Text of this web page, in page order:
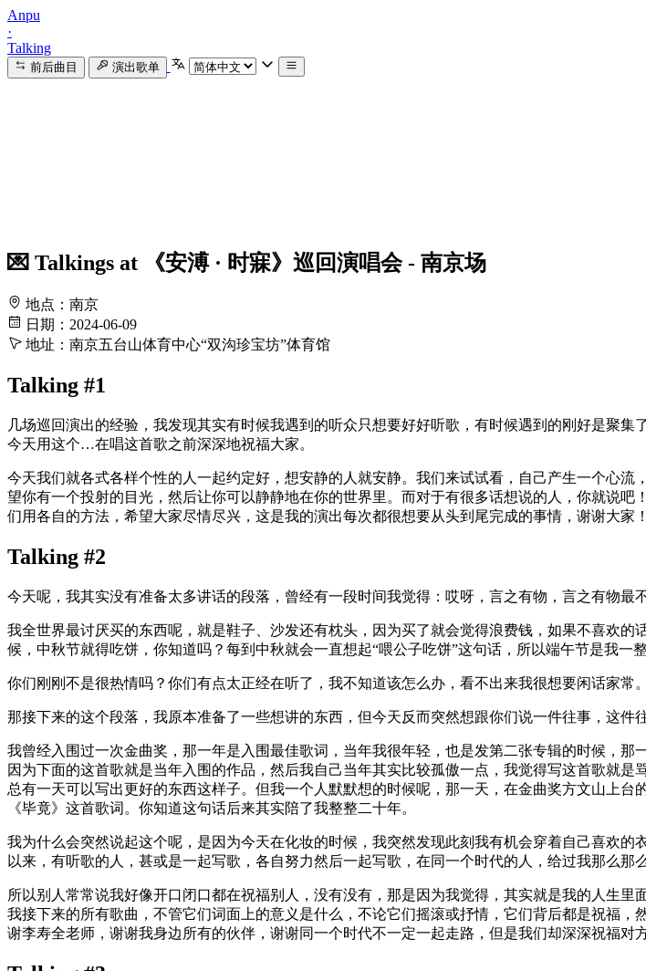
Anpu
·
Talking
前后曲目 演出歌单
💌 Talkings at 《安溥 · 时寐》巡回演唱会 - 南京场
地点：南京
日期：2024-06-09
地址：南京五台山体育中心“双沟珍宝坊”体育馆
Talking #1
几场巡回演出的经验，我发现其实有时候我遇到的听众只想要好好听歌，有时候遇到的刚好是聚
今天用这个…在唱这首歌之前深深地祝福大家。
今天我们就各式各样个性的人一起约定好，想安静的人就安静。我们来试试看，自己产生一个心
望你有一个投射的目光，然后让你可以静静地在你的世界里。而对于有很多话想说的人，你就说
们用各自的方法，希望大家尽情尽兴，这是我的演出每次都很想要从头到尾完成的事情，谢谢大家！
Talking #2
今天呢，我其实没有准备太多讲话的段落，曾经有一段时间我觉得：哎呀，言之有物，言之有物
我全世界最讨厌买的东西呢，就是鞋子、沙发还有枕头，因为买了就会觉得浪费钱，如果不喜欢
候，中秋节就得吃饼，你知道吗？每到中秋就会一直想起“喂公子吃饼”这句话，所以端午节是我一
你们刚刚不是很热情吗？你们有点太正经在听了，我不知道该怎么办，看不出来我很想要闲话家常。
那接下来的这个段落，我原本准备了一些想讲的东西，但今天反而突然想跟你们说一件往事，这件
我曾经入围过一次金曲奖，那一年是入围最佳歌词，当年我很年轻，也是发第二张专辑的时候，
因为下面的这首歌就是当年入围的作品，然后我自己当年其实比较孤傲一点，我觉得写这首歌就
总有一天可以写出更好的东西这样子。但我一个人默默想的时候呢，那一天，在金曲奖方文山上
《毕竟》这首歌词。你知道这句话后来其实陪了我整整二十年。
我为什么会突然说起这个呢，是因为今天在化妆的时候，我突然发现此刻我有机会穿着自己喜欢
以来，有听歌的人，甚或是一起写歌，各自努力然后一起写歌，在同一个时代的人，给过我那么那
所以别人常常说我好像开口闭口都在祝福别人，没有没有，那是因为我觉得，其实就是我的人生
我接下来的所有歌曲，不管它们词面上的意义是什么，不论它们摇滚或抒情，它们背后都是祝福
谢李寿全老师，谢谢我身边所有的伙伴，谢谢同一个时代不一定一起走路，但是我们却深深祝福对